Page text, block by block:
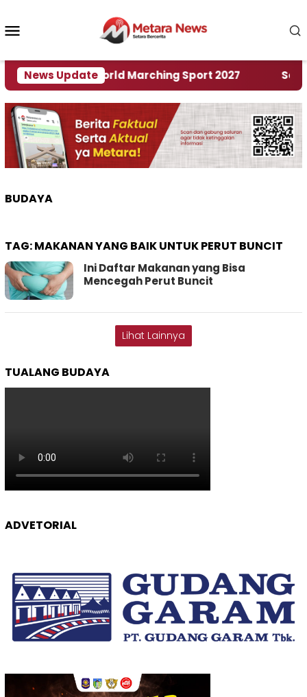
konten
News Update
Rumah World Marching Sport 2027 ‎Soal
BUDAYA
TAG:MAKANAN YANG BAIK UNTUK PERUT BUNCIT
Ini Daftar Makanan yang Bisa
Mencegah Perut Buncit
Lihat Lainnya
TUALANG BUDAYA
ADVETORIAL